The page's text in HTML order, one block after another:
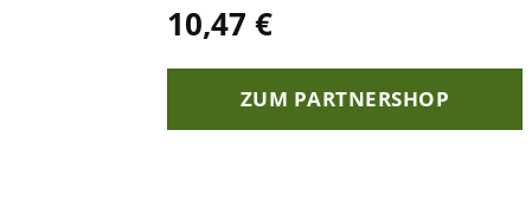
10,47 €
ZUM PARTNERSHOP